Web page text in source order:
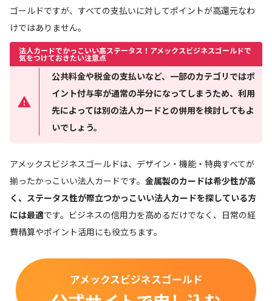
ゴールドですが、すべての支払いに対してポイントが高還元なわ
けではありません。
法人カードでかっこいい高ステータス！アメックスビジネスゴールドで
気をつけておきたい注意点
公共料金や税金の支払いなど、一部のカテゴリではポ
イント付与率が通常の半分になってしまうため、利用
先によっては別の法人カードとの併用を検討してもよ
いでしょう。
アメックスビジネスゴールドは、デザイン・機能・特典すべてが
揃ったかっこいい法人カードです。 金属製のカードは希少性が高
く、ステータス性が際立つかっこいい法人カードを探している方
には最適です。ビジネスの信用力を高めるだけでなく、日常の経
費精算やポイント活用にも役立ちます。
アメックスビジネスゴールド